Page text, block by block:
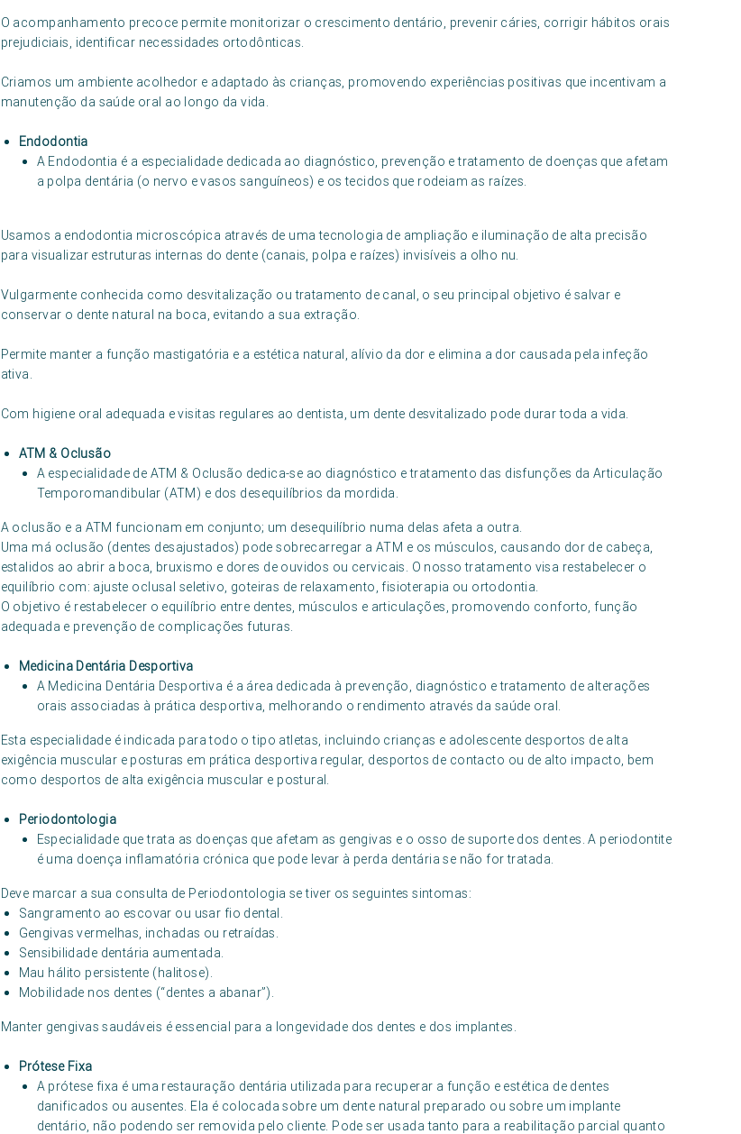
O acompanhamento precoce permite monitorizar o crescimento dentário, prevenir cáries, corrigir hábitos orais
prejudiciais, identificar necessidades ortodônticas.
Criamos um ambiente acolhedor e adaptado às crianças, promovendo experiências positivas que incentivam a
manutenção da saúde oral ao longo da vida.
Endodontia
A Endodontia é a especialidade dedicada ao diagnóstico, prevenção e tratamento de doenças que afetam
a polpa dentária (o nervo e vasos sanguíneos) e os tecidos que rodeiam as raízes.
Usamos a endodontia microscópica através de uma tecnologia de ampliação e iluminação de alta precisão
para visualizar estruturas internas do dente (canais, polpa e raízes) invisíveis a olho nu.
Vulgarmente conhecida como desvitalização ou tratamento de canal, o seu principal objetivo é salvar e
conservar o dente natural na boca, evitando a sua extração.
Permite manter a função mastigatória e a estética natural, alívio da dor e elimina a dor causada pela infeção
ativa.
Com higiene oral adequada e visitas regulares ao dentista, um dente desvitalizado pode durar toda a vida.
ATM & Oclusão
A especialidade de ATM & Oclusão dedica-se ao diagnóstico e tratamento das disfunções da Articulação
Temporomandibular (ATM) e dos desequilíbrios da mordida.
A oclusão e a ATM funcionam em conjunto; um desequilíbrio numa delas afeta a outra.
Uma má oclusão (dentes desajustados) pode sobrecarregar a ATM e os músculos, causando dor de cabeça,
estalidos ao abrir a boca, bruxismo e dores de ouvidos ou cervicais. O nosso tratamento visa restabelecer o
equilíbrio com: ajuste oclusal seletivo, goteiras de relaxamento, fisioterapia ou ortodontia.
O objetivo é restabelecer o equilíbrio entre dentes, músculos e articulações, promovendo conforto, função
adequada e prevenção de complicações futuras.
Medicina Dentária Desportiva
A Medicina Dentária Desportiva é a área dedicada à prevenção, diagnóstico e tratamento de alterações
orais associadas à prática desportiva, melhorando o rendimento através da saúde oral.
Esta especialidade é indicada para todo o tipo atletas, incluindo crianças e adolescente desportos de alta
exigência muscular e posturas em prática desportiva regular, desportos de contacto ou de alto impacto, bem
como desportos de alta exigência muscular e postural.
Periodontologia
Especialidade que trata as doenças que afetam as gengivas e o osso de suporte dos dentes. A periodontite
é uma doença inflamatória crónica que pode levar à perda dentária se não for tratada.
Deve marcar a sua consulta de Periodontologia se tiver os seguintes sintomas:
Sangramento ao escovar ou usar fio dental.
Gengivas vermelhas, inchadas ou retraídas.
Sensibilidade dentária aumentada.
Mau hálito persistente (halitose).
Mobilidade nos dentes (“dentes a abanar”).
Manter gengivas saudáveis é essencial para a longevidade dos dentes e dos implantes.
Prótese Fixa
A prótese fixa é uma restauração dentária utilizada para recuperar a função e estética de dentes
danificados ou ausentes. Ela é colocada sobre um dente natural preparado ou sobre um implante
dentário, não podendo ser removida pelo cliente. Pode ser usada tanto para a reabilitação parcial quanto